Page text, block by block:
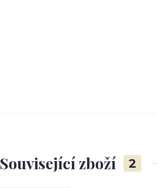
Související zboží 2